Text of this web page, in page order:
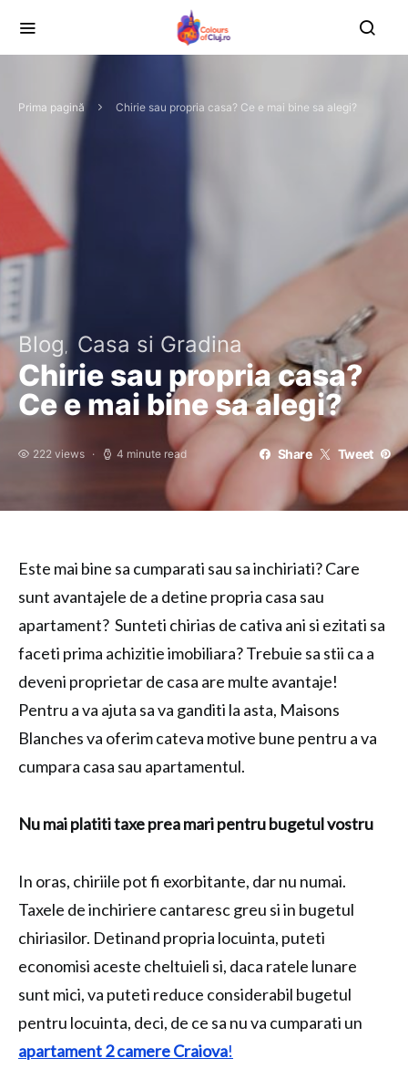
Prima pagină Chirie sau propria casa? Ce e mai bine sa alegi?
Blog Casa si Gradina
Chirie sau propria casa?
Ce e mai bine sa alegi?
222 views 4 minute read Share Tweet
Este mai bine sa cumparati sau sa inchiriati? Care
sunt avantajele de a detine propria casa sau
apartament? Sunteti chirias de cativa ani si ezitati sa
faceti prima achizitie imobiliara? Trebuie sa stii ca a
deveni proprietar de casa are multe avantaje!
Pentru a va ajuta sa va ganditi la asta, Maisons
Blanches va oferim cateva motive bune pentru a va
cumpara casa sau apartamentul.
Nu mai platiti taxe prea mari pentru bugetul vostru
In oras, chiriile pot fi exorbitante, dar nu numai.
Taxele de inchiriere cantaresc greu si in bugetul
chiriasilor. Detinand propria locuinta, puteti
economisi aceste cheltuieli si, daca ratele lunare
sunt mici, va puteti reduce considerabil bugetul
pentru locuinta, deci, de ce sa nu va cumparati un
apartament 2 camere Craiova!